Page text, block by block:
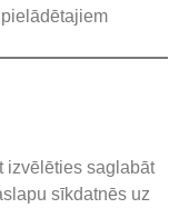
izvēlēties saglabāt
sīkdatnēs uz